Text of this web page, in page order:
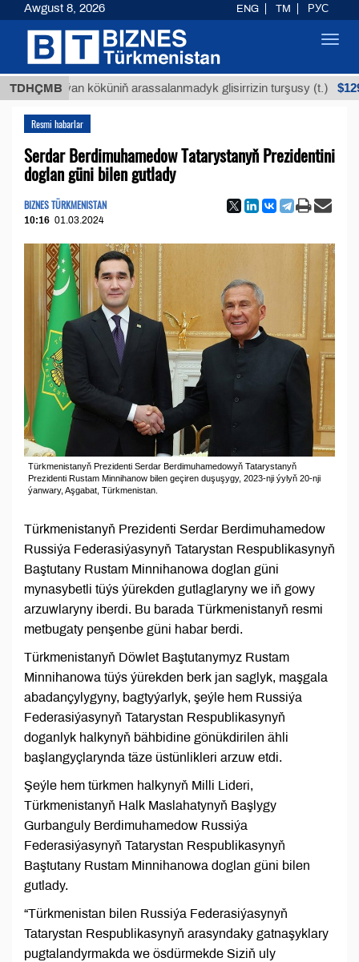
TDHÇMB
Buýan köküniň arassalanmadyk glisirrizin turşusy (t.) $12935,18
Resmi habarlar
Serdar Berdimuhamedow Tatarystanyň Prezidentini
doglan güni bilen gutlady
BIZNES TÜRKMENISTAN
10:16 01.03.2024
Türkmenistanyň Prezidenti Serdar Berdimuhamedowyň Tatarystanyň
Prezidenti Rustam Minnihanow bilen geçiren duşuşygy, 2023-nji ýylyň 20-nji
ýanwary, Aşgabat, Türkmenistan.
Türkmenistanyň Prezidenti Serdar Berdimuhamedow
Russiýa Federasiýasynyň Tatarystan Respublikasynyň
Baştutany Rustam Minnihanowa doglan güni
mynasybetli tüýs ýürekden gutlaglaryny we iň gowy
arzuwlaryny iberdi. Bu barada Türkmenistanyň resmi
metbugaty penşenbe güni habar berdi.
Türkmenistanyň Döwlet Baştutanymyz Rustam
Minnihanowa tüýs ýürekden berk jan saglyk, maşgala
abadançylygyny, bagtyýarlyk, şeýle hem Russiýa
Federasiýasynyň Tatarystan Respublikasynyň
doganlyk halkynyň bähbidine gönükdirilen ähli
başlangyçlarynda täze üstünlikleri arzuw etdi.
Şeýle hem türkmen halkynyň Milli Lideri,
Türkmenistanyň Halk Maslahatynyň Başlygy
Gurbanguly Berdimuhamedow Russiýa
Federasiýasynyň Tatarystan Respublikasynyň
Baştutany Rustam Minnihanowa doglan güni bilen
gutlady.
“Türkmenistan bilen Russiýa Federasiýasynyň
Tatarystan Respublikasynyň arasyndaky gatnaşyklary
pugtalandyrmakda we ösdürmekde Siziň uly
Awgust 8, 2026 ENG TM РУС